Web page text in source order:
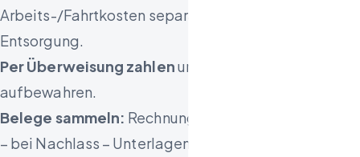
Arbeits-/Fahrtkosten separat von Material und
Entsorgung.
Per Überweisung zahlenund Kontoauszug
aufbewahren.
Belege sammeln: Rechnung, Zahlungsnachweis und
– bei Nachlass – Unterlagen zum Zusammenhang